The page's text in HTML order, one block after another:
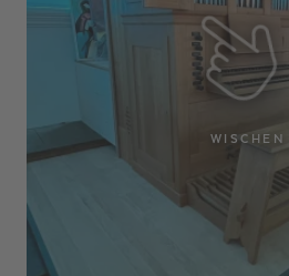
WISCHEN